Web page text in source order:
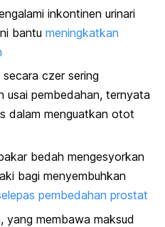
inkontinen urinari
bantu meningkatkan
czer sering
usai pembedahan, ternyata
dalam menguatkan otot
bedah mengesyorkan
bagi menyembuhkan
pembedahan prostat
yang membawa maksud